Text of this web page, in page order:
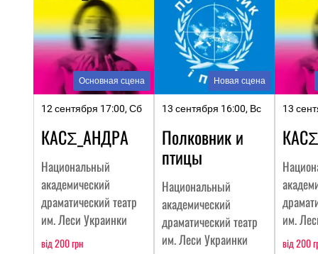
Основная сцена
12 сентября 17:00, Сб
КАСΣ_АНДРА
Национальный
академический
драматический театр
им. Леси Украинки
від 200 грн
Новая сцена
13 сентября 16:00, Вс
Полковник и
птицы
Национальный
академический
драматический театр
им. Леси Украинки
13
им.
від 200